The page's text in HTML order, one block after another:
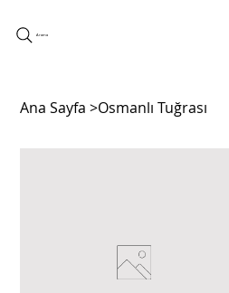
Arama
Ana Sayfa >Osmanlı Tuğrası